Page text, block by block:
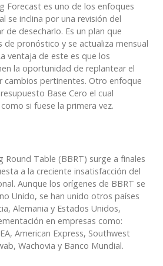
Forecast es uno de los enfoques
se inclina por una revisión del
de desecharlo. Es un plan que
de pronóstico y se actualiza mensual
ventaja de este es que los
la oportunidad de replantear el
cambios pertinentes. Otro enfoque
Base Cero el cual
si fuese la primera vez.
Round Table (BBRT) surge a finales
a la creciente insatisfacción del
Aunque los orígenes de BBRT se
Unido, se han unido otros países
Alemania y Estados Unidos,
en empresas como:
American Express, Southwest
Wachovia y Banco Mundial.